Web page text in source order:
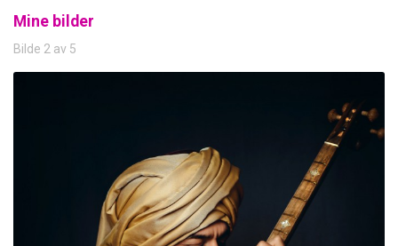
Mine bilder
Bilde 2 av 5